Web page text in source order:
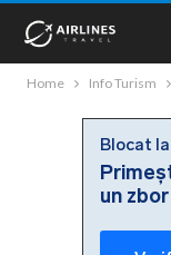
Home Info Turism